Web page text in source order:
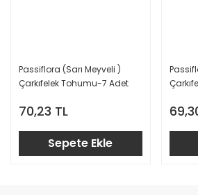
Passiflora (Sarı Meyveli )
Çarkıfelek Tohumu-7 Adet
70,23 TL
Sepete Ekle